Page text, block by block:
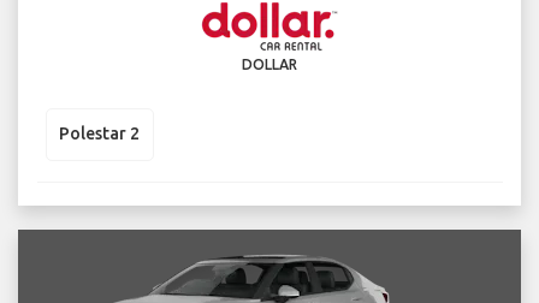
DOLLAR
Polestar 2